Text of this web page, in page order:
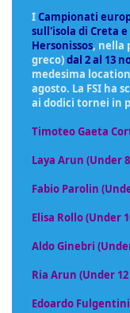
ICampionati
sull'isola di Creta
Hersonissos, nella
greco)dal 2 al 13
medesima
agosto. La FSI ha
ai dodici tornei in
Timoteo Gaeta
Laya Arun (Under
Fabio Parolin
Elisa Rollo (Under
Aldo Ginebri
Ria Arun (Under
Edoardo